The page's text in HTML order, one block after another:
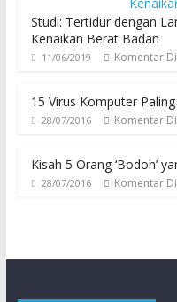
Studi: Tertidur dengan
Kenaikan Berat Badan
11/06/2019 Komentar
15 Virus Komputer
28/07/2016 Komentar
Kisah 5 Orang ‘Bodoh’
28/07/2016 Komentar